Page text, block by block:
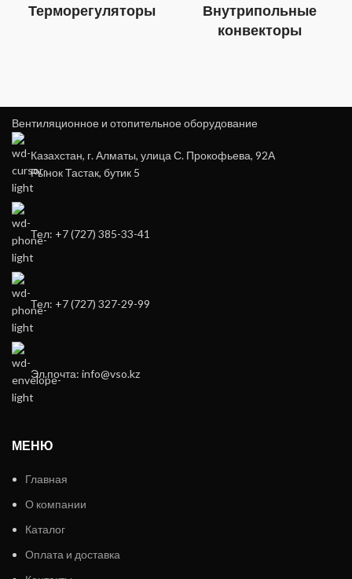
Терморегуляторы
Внутрипольные
конвекторы
Вентиляционное и отопительное оборудование
Казахстан, г. Алматы, улица С. Прокофьева, 92А
Рынок Тастак, бутик 5
Тел: +7 (727) 385-33-41
Тел: +7 (727) 327-29-99
Эл.почта: info@vso.kz
МЕНЮ
Главная
О компании
Каталог
Оплата и доставка